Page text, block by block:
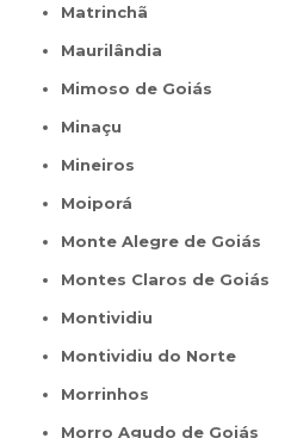
Matrinchã
Maurilândia
Mimoso de Goiás
Minaçu
Mineiros
Moiporá
Monte Alegre de Goiás
Montes Claros de Goiás
Montividiu
Montividiu do Norte
Morrinhos
Morro Agudo de Goiás